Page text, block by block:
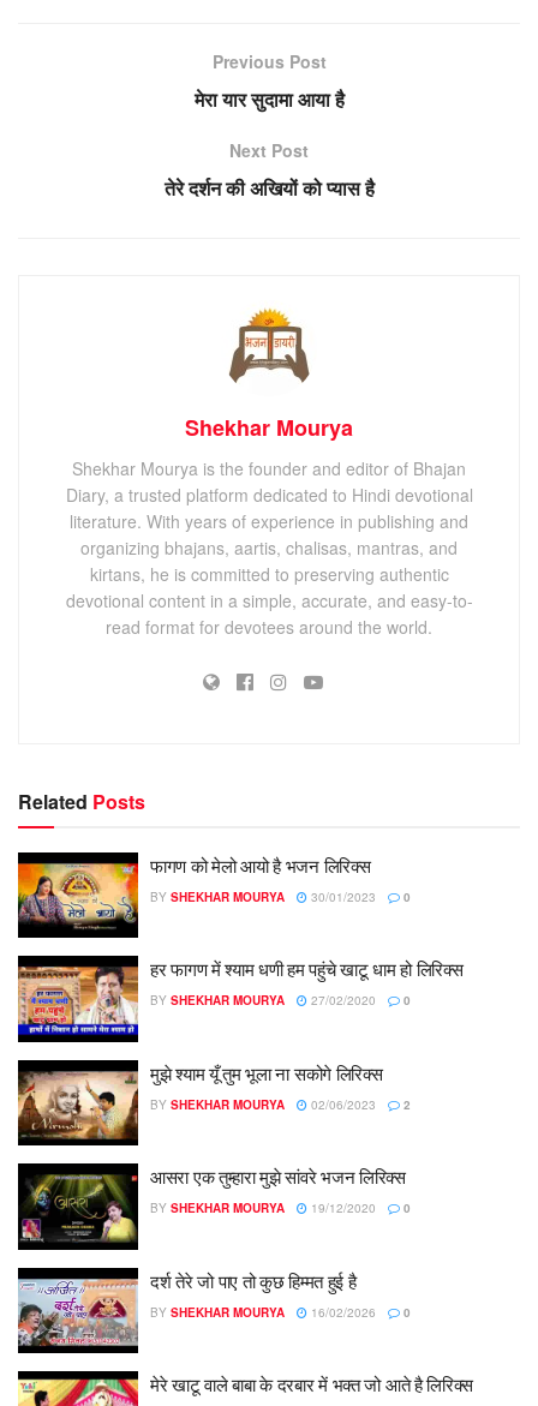
Previous Post
मेरा यार सुदामा आया है
Next Post
तेरे दर्शन की अखियों को प्यास है
Shekhar Mourya
Shekhar Mourya is the founder and editor of Bhajan
Diary, a trusted platform dedicated to Hindi devotional
literature. With years of experience in publishing and
organizing bhajans, aartis, chalisas, mantras, and
kirtans, he is committed to preserving authentic
devotional content in a simple, accurate, and easy-to-
read format for devotees around the world.
Related Posts
फागण को मेलो आयो है भजन लिरिक्स
BY SHEKHAR MOURYA 30/01/2023 0
हर फागण में श्याम धणी हम पहुंचे खाटू धाम हो लिरिक्स
BY SHEKHAR MOURYA 27/02/2020 0
मुझे श्याम यूँ तुम भूला ना सकोगे लिरिक्स
BY SHEKHAR MOURYA 02/06/2023 2
आसरा एक तुम्हारा मुझे सांवरे भजन लिरिक्स
BY SHEKHAR MOURYA 19/12/2020 0
दर्श तेरे जो पाए तो कुछ हिम्मत हुई है
BY SHEKHAR MOURYA 16/02/2026 0
मेरे खाटू वाले बाबा के दरबार में भक्त जो आते है लिरिक्स